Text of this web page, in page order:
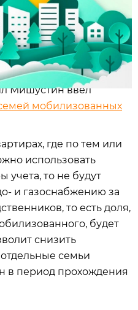
Мишустин ввел
мобилизованных
где по тем или
использовать
то не будут
и газоснабжению за
то есть доля,
будет
снизить
семьи
в период прохождения